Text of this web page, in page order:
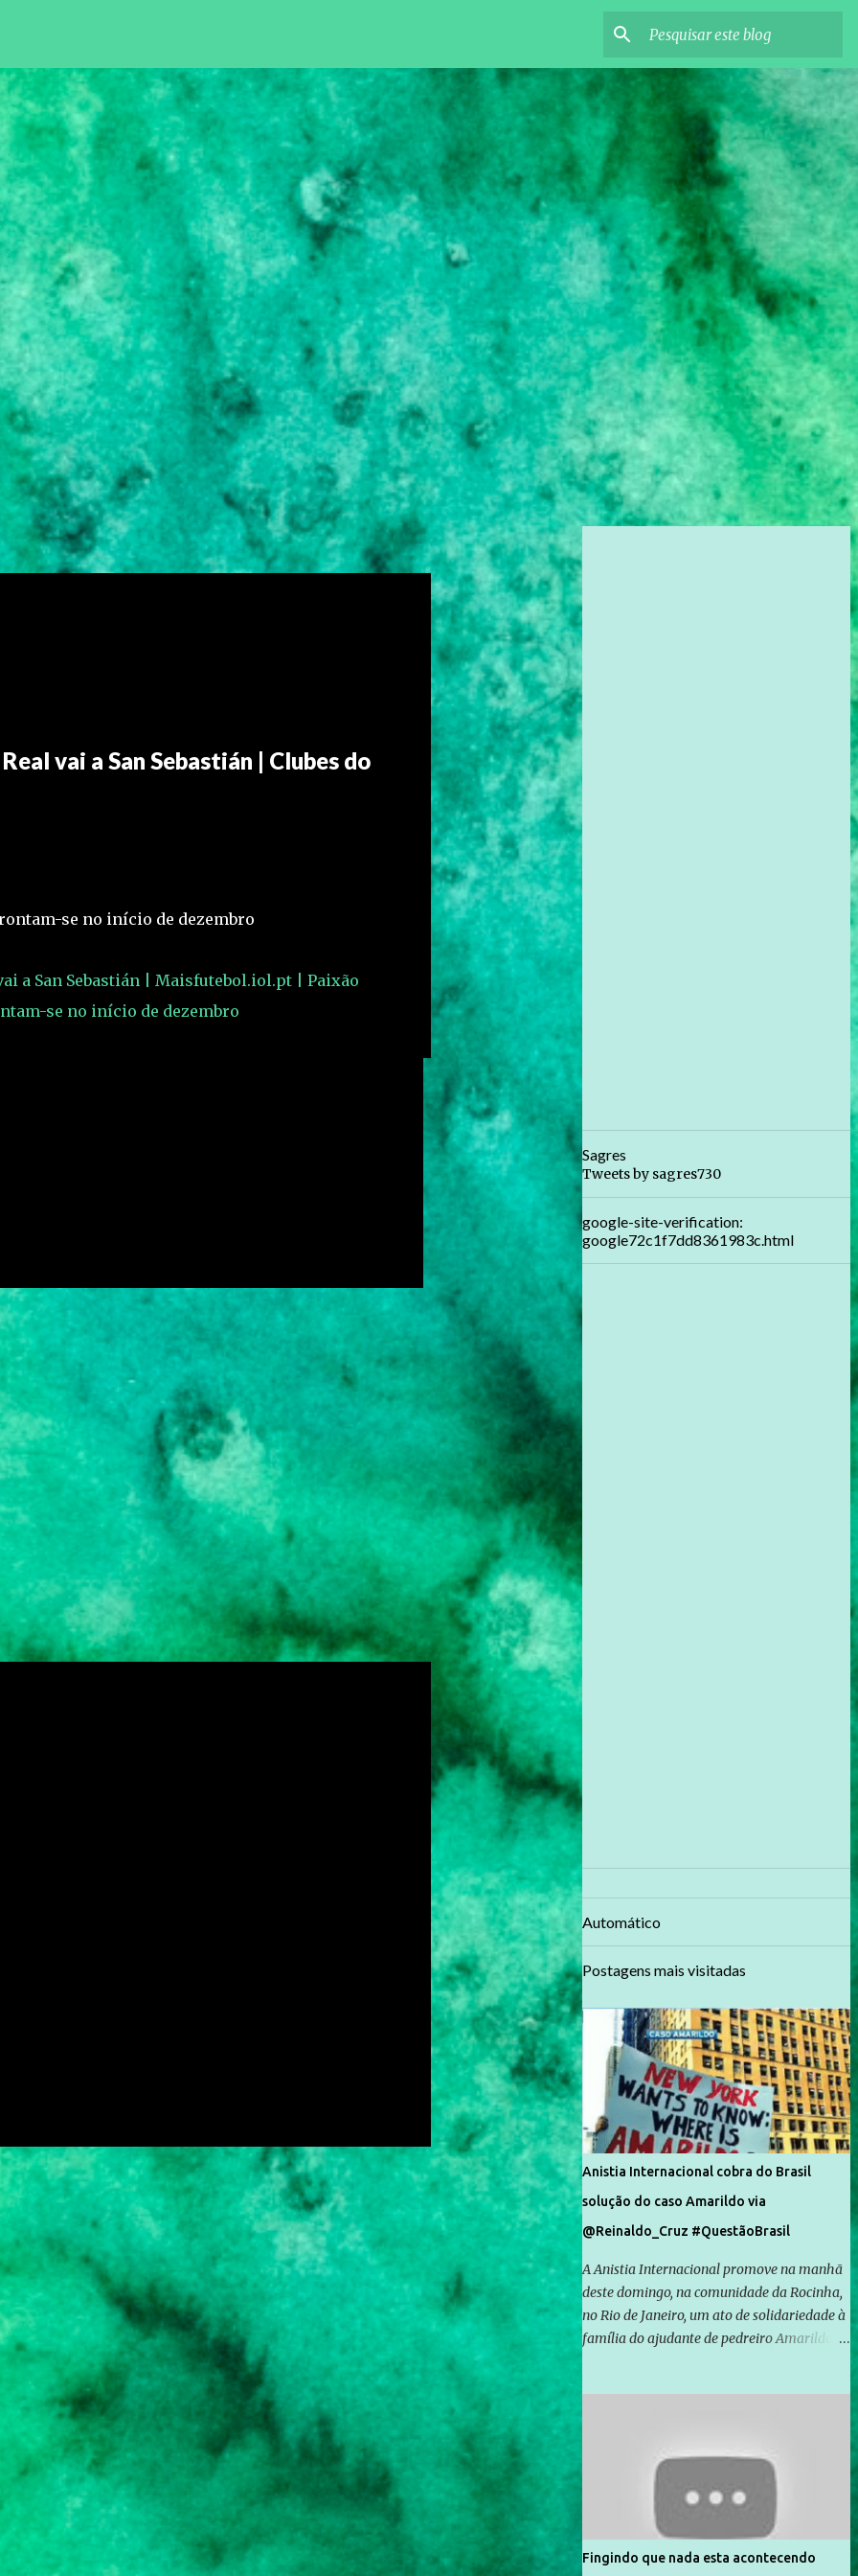
vai a San Sebastián | Clubes do
se no início de dezembro
a San Sebastián | Maisfutebol.iol.pt | Paixão
se no início de dezembro
Sagres
Tweets by sagres730
google-site-verification:
google72c1f7dd8361983c.html
Automático
Postagens mais visitadas
Anistia Internacional cobra do Brasil
solução do caso Amarildo via
@Reinaldo_Cruz #QuestãoBrasil
A Anistia Internacional promove na manhã
deste domingo, na comunidade da Rocinha,
no Rio de Janeiro, um ato de solidariedade à
família do ajudante de pedreiro Amarildo de
Rocinha. A assessora de Direitos Humanos
da Anistia Internacional, Renata Neder, disse
à Agência Brasil que ações e atividades de
mobilização são feitas normalmente pela
organização não governamental. As ações
de solidariedade são promovidas em apoio
Fingindo que nada esta acontecendo